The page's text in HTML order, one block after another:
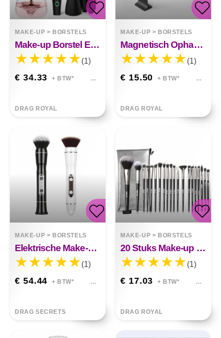
MAKE-UP > BORSTELS
Make-up Borstel Elektrische Reiniger
(1)
€ 34.33 + BTW*
DRAG ROYAL
MAKE-UP > BORSTELS
Magnetisch Ophangrek Voor Make-upborstel
(1)
€ 15.50 + BTW*
DRAG ROYAL
MAKE-UP > BORSTELS
Elektrische Make-upborstel USB-oplaadbare Elektrische Draagbare Make-upborstel
(1)
€ 54.44 + BTW*
DRAG SECRETS
MAKE-UP > BORSTELS
20 Stuks Make-up Kwasten
(1)
€ 17.03 + BTW*
DRAG ROYAL